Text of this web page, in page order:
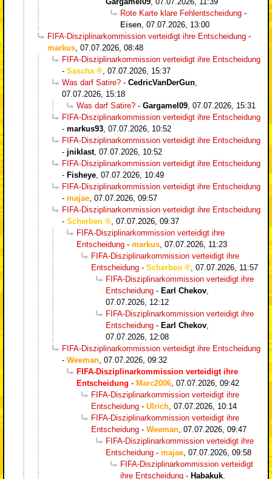
Rote Karte klare Fehlentscheidung -
Eisen 07.07.2026, 13:00
FIFA-Disziplinarkommission verteidigt ihre Entscheidung -
markus 07.07.2026, 08:48
FIFA-Disziplinarkommission verteidigt ihre Entscheidung
- Sascha
07.07.2026, 15:37
Was darf Satire? - CedricVanDerGun
07.07.2026, 15:18
Was darf Satire? - Gargamel09 07.07.2026, 15:31
FIFA-Disziplinarkommission verteidigt ihre Entscheidung
- markus93 07.07.2026, 10:52
FIFA-Disziplinarkommission verteidigt ihre Entscheidung
- jniklast, 07.07.2026, 10:52
FIFA-Disziplinarkommission verteidigt ihre Entscheidung
- Fisheye 07.07.2026, 10:49
FIFA-Disziplinarkommission verteidigt ihre Entscheidung
- majae 07.07.2026, 09:57
FIFA-Disziplinarkommission verteidigt ihre Entscheidung
- Scherben
07.07.2026, 09:37
FIFA-Disziplinarkommission verteidigt ihre
Entscheidung - markus 07.07.2026, 11:23
FIFA-Disziplinarkommission verteidigt ihre
Entscheidung - Scherben
07.07.2026, 11:57
FIFA-Disziplinarkommission verteidigt ihre
Entscheidung - Earl Chekov
07.07.2026, 12:12
FIFA-Disziplinarkommission verteidigt ihre
Entscheidung - Earl Chekov
07.07.2026, 12:08
FIFA-Disziplinarkommission verteidigt ihre Entscheidung
- Weeman 07.07.2026, 09:32
FIFA-Disziplinarkommission verteidigt ihre
Entscheidung - Marc2006 07.07.2026, 09:42
FIFA-Disziplinarkommission verteidigt ihre
Entscheidung - Ulrich 07.07.2026, 10:14
FIFA-Disziplinarkommission verteidigt ihre
Entscheidung - Weeman 07.07.2026, 09:47
FIFA-Disziplinarkommission verteidigt ihre
Entscheidung - majae 07.07.2026, 09:58
FIFA-Disziplinarkommission verteidigt
ihre Entscheidung - Habakuk